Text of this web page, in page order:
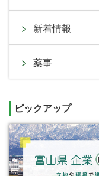
新着情報
薬事
ピックアップ